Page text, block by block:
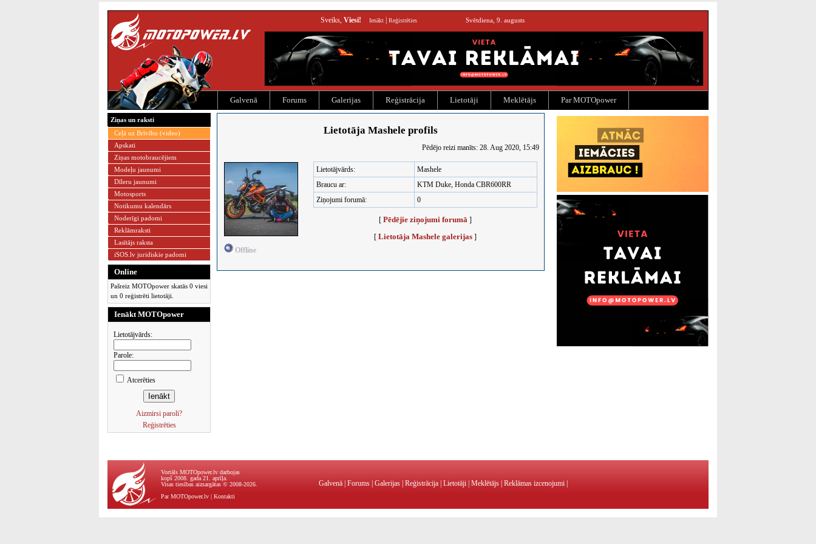
Sveiks, Viesi! Ienākt Reģistrēties Svētdiena, 9. augusts
Galvenā Forums Galerijas Reģistrācija Lietotāji Meklētājs Par MOTOpower
Ziņas un raksti
Ceļā uz Brīvību (video)
Apskati
Ziņas motobraucējiem
Modeļu jaunumi
Dīleru jaunumi
Motosports
Notikumu kalendārs
Noderīgi padomi
Reklāmraksti
Lasītājs raksta
iSOS.lv juridiskie padomi
Online
Pašreiz MOTOpower skatās 0 viesi
un 0 reģistrēti lietotāji.
Ienākt MOTOpower
Lietotājvārds:
Parole:
Atcerēties
Aizmirsi paroli?
Reģistrēties
Lietotāja Mashele profils
Pēdējo reizi manīts: 28. Aug 2020, 15:49
Offline
Lietotājvārds:
Mashele
Braucu ar:
KTM Duke, Honda CBR600RR
Ziņojumi forumā:
0
[ Pēdējie ziņojumi forumā ]
[ Lietotāja Mashele galerijas ]
Vortāls MOTOpower.lv darbojas
kopš 2008. gada 21. aprīļa.
Visas tiesības aizsargātas © 2008-2026.
Par MOTOpower.lv | Kontakti
Galvenā Forums Galerijas Reģistrācija Lietotāji Meklētājs Reklāmas izcenojumi